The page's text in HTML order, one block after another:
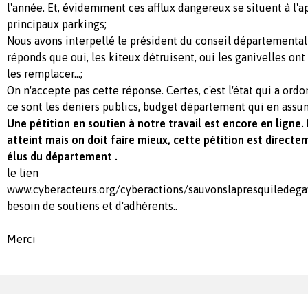
l'année. Et, évidemment ces afflux dangereux se situent à
principaux parkings;
Nous avons interpellé le président du conseil départemental
réponds que oui, les kiteux détruisent, oui les ganivelles ont
les remplacer...;
On n'accepte pas cette réponse. Certes, c'est l'état qui a
ce sont les deniers publics, budget département qui en
Une pétition en soutien à notre travail est encore en ligne.
atteint mais on doit faire mieux, cette pétition est
élus du département .
le lien
www.cyberacteurs.org/cyberactions/
besoin de soutiens et d'adhérents..
Merci